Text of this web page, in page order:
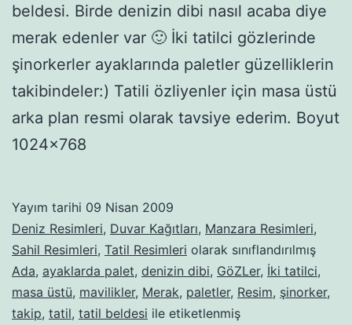
beldesi. Birde denizin dibi nasıl acaba diye
merak edenler var 🙂 İki tatilci gözlerinde
şinorkerler ayaklarında paletler güzelliklerin
takibindeler:) Tatili özliyenler için masa üstü
arka plan resmi olarak tavsiye ederim. Boyut
1024×768
Yayım tarihi 09 Nisan 2009
Deniz Resimleri, Duvar Kağıtları, Manzara Resimleri,
Sahil Resimleri, Tatil Resimleri olarak sınıflandırılmış
Ada, ayaklarda palet, denizin dibi, GöZLer, İki tatilci,
masa üstü, mavilikler, Merak, paletler, Resim, şinorker,
takip, tatil, tatil beldesi ile etiketlenmiş